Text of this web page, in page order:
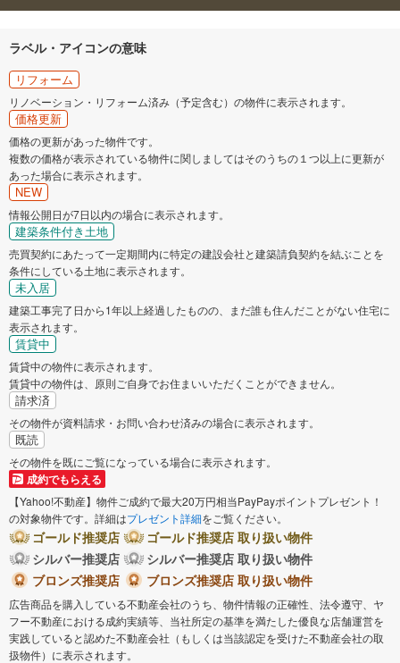
ラベル・アイコンの意味
リフォーム
リノベーション・リフォーム済み（予定含む）の物件に表示されます。
価格更新
価格の更新があった物件です。
複数の価格が表示されている物件に関しましてはそのうちの１つ以上に更新が
あった場合に表示されます。
NEW
情報公開日が7日以内の場合に表示されます。
建築条件付き土地
売買契約にあたって一定期間内に特定の建設会社と建築請負契約を結ぶことを
条件にしている土地に表示されます。
未入居
建築工事完了日から1年以上経過したものの、まだ誰も住んだことがない住宅に
表示されます。
賃貸中
賃貸中の物件に表示されます。
賃貸中の物件は、原則ご自身でお住まいいただくことができません。
請求済
その物件が資料請求・お問い合わせ済みの場合に表示されます。
既読
その物件を既にご覧になっている場合に表示されます。
成約でもらえる
【Yahoo!不動産】物件ご成約で最大20万円相当PayPayポイントプレゼント！
の対象物件です。詳細はプレゼント詳細をご覧ください。
ゴールド推奨店
ゴールド推奨店 取り扱い物件
シルバー推奨店
シルバー推奨店 取り扱い物件
ブロンズ推奨店
ブロンズ推奨店 取り扱い物件
広告商品を購入している不動産会社のうち、物件情報の正確性、法令遵守、ヤ
フー不動産における成約実績等、当社所定の基準を満たした優良な店舗運営を
実践していると認めた不動産会社（もしくは当該認定を受けた不動産会社の取
扱物件）に表示されます。